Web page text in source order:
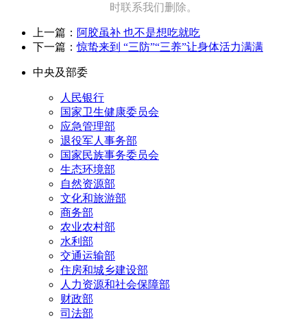
时联系我们删除。
上一篇： 阿胶虽补 也不是想吃就吃
下一篇：惊蛰来到 “三防”“三养”让身体活力满满
中央及部委
人民银行
国家卫生健康委员会
应急管理部
退役军人事务部
国家民族事务委员会
生态环境部
自然资源部
文化和旅游部
商务部
农业农村部
水利部
交通运输部
住房和城乡建设部
人力资源和社会保障部
财政部
司法部